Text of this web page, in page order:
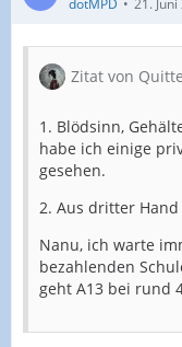
dotMPD 21.
Zitat von
1. Blödsinn,
habe ich einige
gesehen.
2. Aus dritter
Nanu, ich warte
bezahlenden
geht A13 bei rund